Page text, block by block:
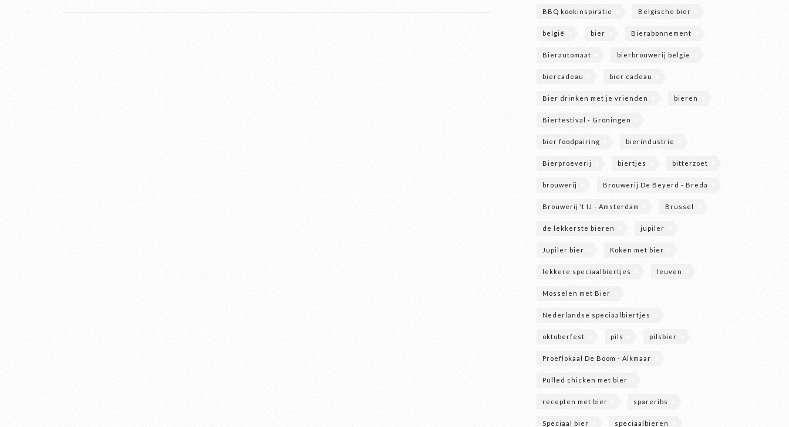
BBQ kookinspiratie Belgische bier
belgië bier Bierabonnement
Bierautomaat bierbrouwerij belgie
biercadeau bier cadeau
Bier drinken met je vrienden bieren
Bierfestival - Groningen
bier foodpairing bierindustrie
Bierproeverij biertjes bitterzoet
brouwerij Brouwerij De Beyerd - Breda
Brouwerij ‘t IJ - Amsterdam Brussel
de lekkerste bieren jupiler
Jupiler bier Koken met bier
lekkere speciaalbiertjes leuven
Mosselen met Bier
Nederlandse speciaalbiertjes
oktoberfest pils pilsbier
Proeflokaal De Boom - Alkmaar
Pulled chicken met bier
recepten met bier spareribs
Speciaal bier speciaalbieren